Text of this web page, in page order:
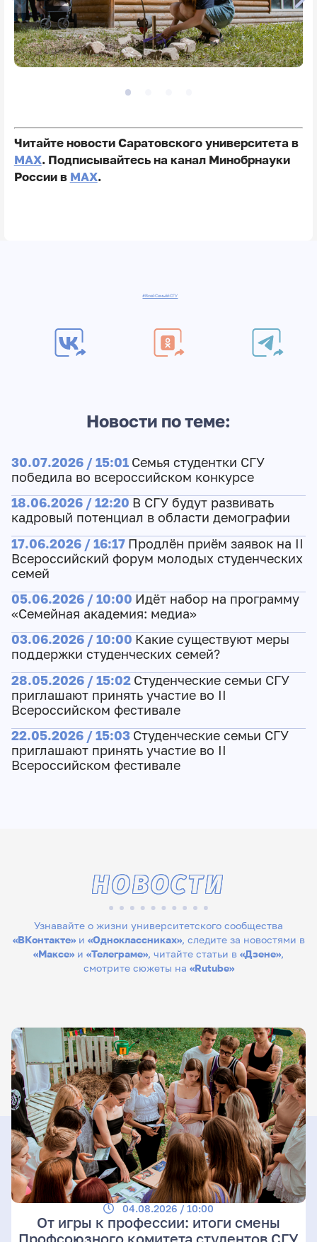
Читайте новости Саратовского университета в
MAX. Подписывайтесь на канал Минобрнауки
России в MAX.
#ВсейСемьёйСГУ
Новости по теме:
30.07.2026 / 15:01 Семья студентки СГУ
победила во всероссийском конкурсе
18.06.2026 / 12:20 В СГУ будут развивать
кадровый потенциал в области демографии
17.06.2026 / 16:17 Продлён приём заявок на II
Всероссийский форум молодых студенческих
семей
05.06.2026 / 10:00 Идёт набор на программу
«Семейная академия: медиа»
03.06.2026 / 10:00 Какие существуют меры
поддержки студенческих семей?
28.05.2026 / 15:02 Студенческие семьи СГУ
приглашают принять участие во II
Всероссийском фестивале
22.05.2026 / 15:03 Студенческие семьи СГУ
приглашают принять участие во II
Всероссийском фестивале
Узнавайте о жизни университетского сообщества
«ВКонтакте»и «Одноклассниках», следите за новостями в
«Максе» и «Телеграме», читайте статьи в «Дзене»,
смотрите сюжеты на «Rutube»
НОВОСТИ
04.08.2026 / 10:00
От игры к профессии: итоги смены
Профсоюзного комитета студентов СГУ